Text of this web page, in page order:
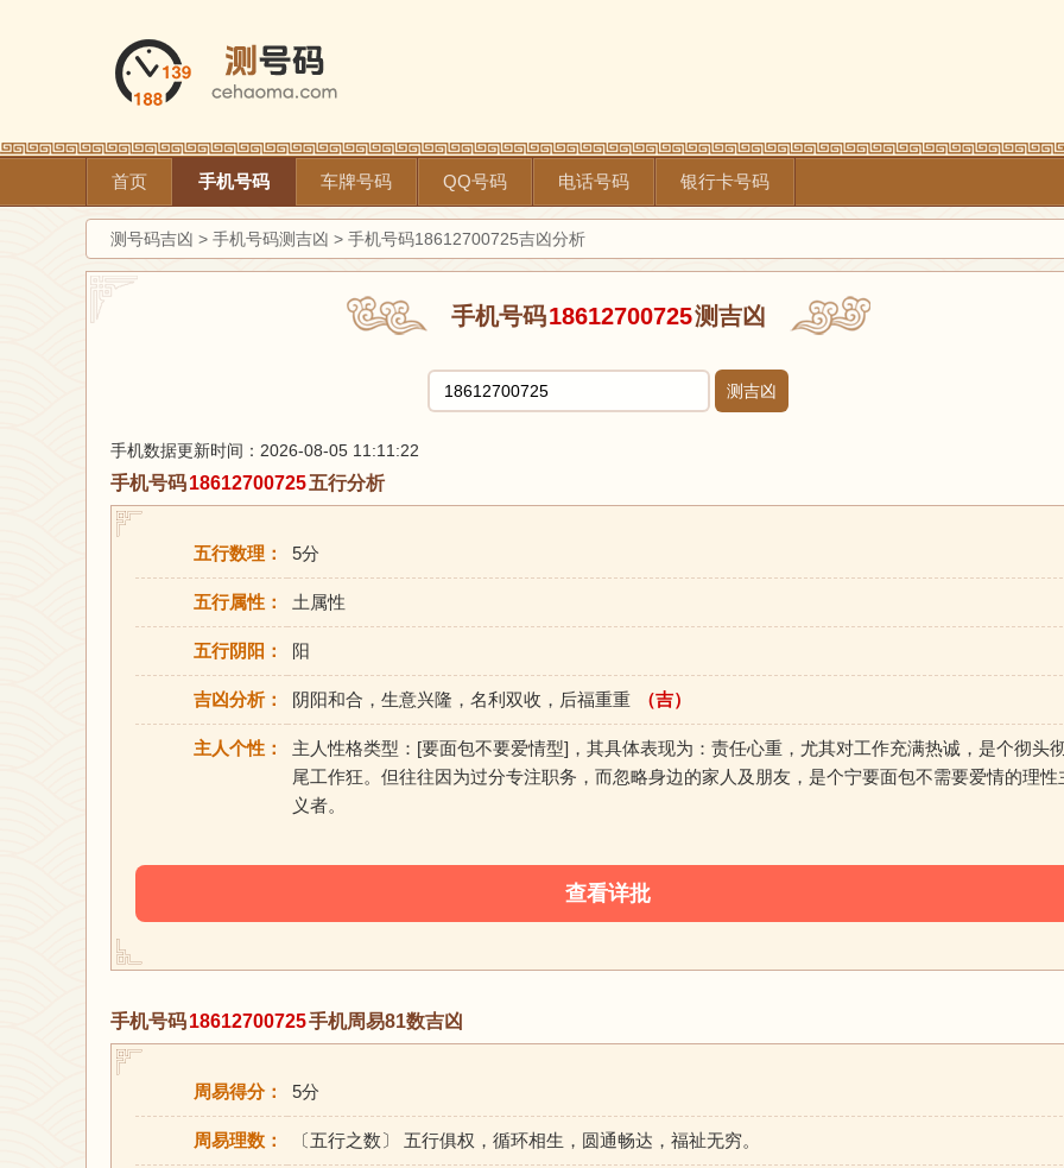
首页 手机号码 车牌号码 QQ号码 电话号码 银行卡号码
测号码吉凶 > 手机号码测吉凶 > 手机号码18612700725吉凶分析
手机号码18612700725测吉凶
测吉凶
手机数据更新时间：2026-08-05 11:11:22
手机号码18612700725五行分析
五行数理： 5分
五行属性： 土属性
五行阴阳： 阳
吉凶分析： 阴阳和合，生意兴隆，名利双收，后福重重 （吉）
主人个性：
主人性格类型：[要面包不要爱情型]，其具体表现为：责任心重，尤其对工作充满热诚，是个彻头
尾工作狂。但往往因为过分专注职务，而忽略身边的家人及朋友，是个宁要面包不需要爱情的理性
义者。
查看详批
手机号码18612700725手机周易81数吉凶
周易得分： 5分
周易理数： 〔五行之数〕 五行俱权，循环相生，圆通畅达，福祉无穷。